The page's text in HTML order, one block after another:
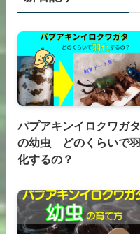
パプアキンイロクワガタ
の幼虫 どのくらいで羽
化するの？